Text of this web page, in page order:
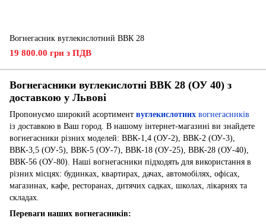
Вогнегасник вуглекислотний ВВК 28
19 800.00 грн з ПДВ
Вогнегасники вуглекислотні ВВК 28 (ОУ 40) з
доставкою у Львові
Пропонуємо широкий асортимент вуглекислотних вогнегасників
із доставкою в Ваш город. В нашому інтернет-магазині ви знайдете
вогнегасники різних моделей: ВВК-1,4 (ОУ-2), ВВК-2 (ОУ-3),
ВВК-3,5 (ОУ-5), ВВК-5 (ОУ-7), ВВК-18 (ОУ-25), ВВК-28 (ОУ-40),
ВВК-56 (ОУ-80). Наші вогнегасники підходять для використання в
різних місцях: будинках, квартирах, дачах, автомобілях, офісах,
магазинах, кафе, ресторанах, дитячих садках, школах, лікарнях та
складах.
Переваги наших вогнегасників: